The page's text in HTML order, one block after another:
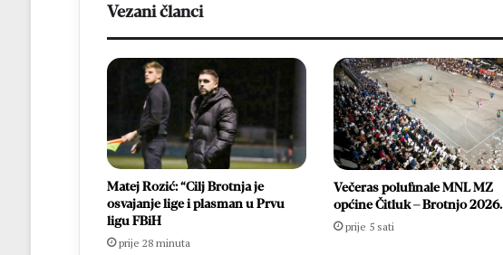
Vezani članci
Matej Rozić: “Cilj Brotnja je
osvajanje lige i plasman u Prvu
ligu FBiH
prije 28 minuta
Večeras polufinale MNL MZ
općine Čitluk – Brotnjo 2026.
prije 5 sati